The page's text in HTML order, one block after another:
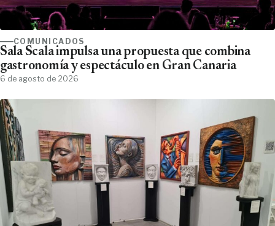
COMUNICADOS
Sala Scala impulsa una propuesta que combina
gastronomía y espectáculo en Gran Canaria
6 de agosto de 2026